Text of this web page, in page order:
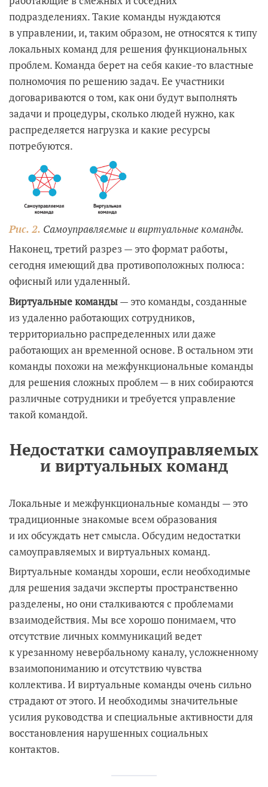
подразделениях. Такие команды нуждаются
в управлении, и, таким образом, не относятся к типу
локальных команд для решения функциональных
проблем. Команда берет на себя какие-то властные
полномочия по решению задач. Ее участники
договариваются о том, как они будут выполнять
задачи и процедуры, сколько людей нужно, как
распределяется нагрузка и какие ресурсы
потребуются.
Рис. 2. Самоуправляемые и виртуальные команды.
Наконец, третий разрез — это формат работы,
сегодня имеющий два противоположных полюса:
офисный или удаленный.
Виртуальные команды— это команды, созданные
из удаленно работающих сотрудников,
территориально распределенных или даже
работающих ан временной основе. В остальном эти
команды похожи на межфункциональные команды
для решения сложных проблем — в них собираются
различные сотрудники и требуется управление
такой командой.
Недостатки самоуправляемых
и виртуальных команд
Локальные и межфункциональные команды — это
традиционные знакомые всем образования
и их обсуждать нет смысла. Обсудим недостатки
самоуправляемых и виртуальных команд.
Виртуальные команды хороши, если необходимые
для решения задачи эксперты пространственно
разделены, но они сталкиваются с проблемами
взаимодействия. Мы все хорошо понимаем, что
отсутствие личных коммуникаций ведет
к урезанному невербальному каналу, усложненному
взаимопониманию и отсутствию чувства
коллектива. И виртуальные команды очень сильно
страдают от этого. И необходимы значительные
усилия руководства и специальные активности для
восстановления нарушенных социальных
контактов.